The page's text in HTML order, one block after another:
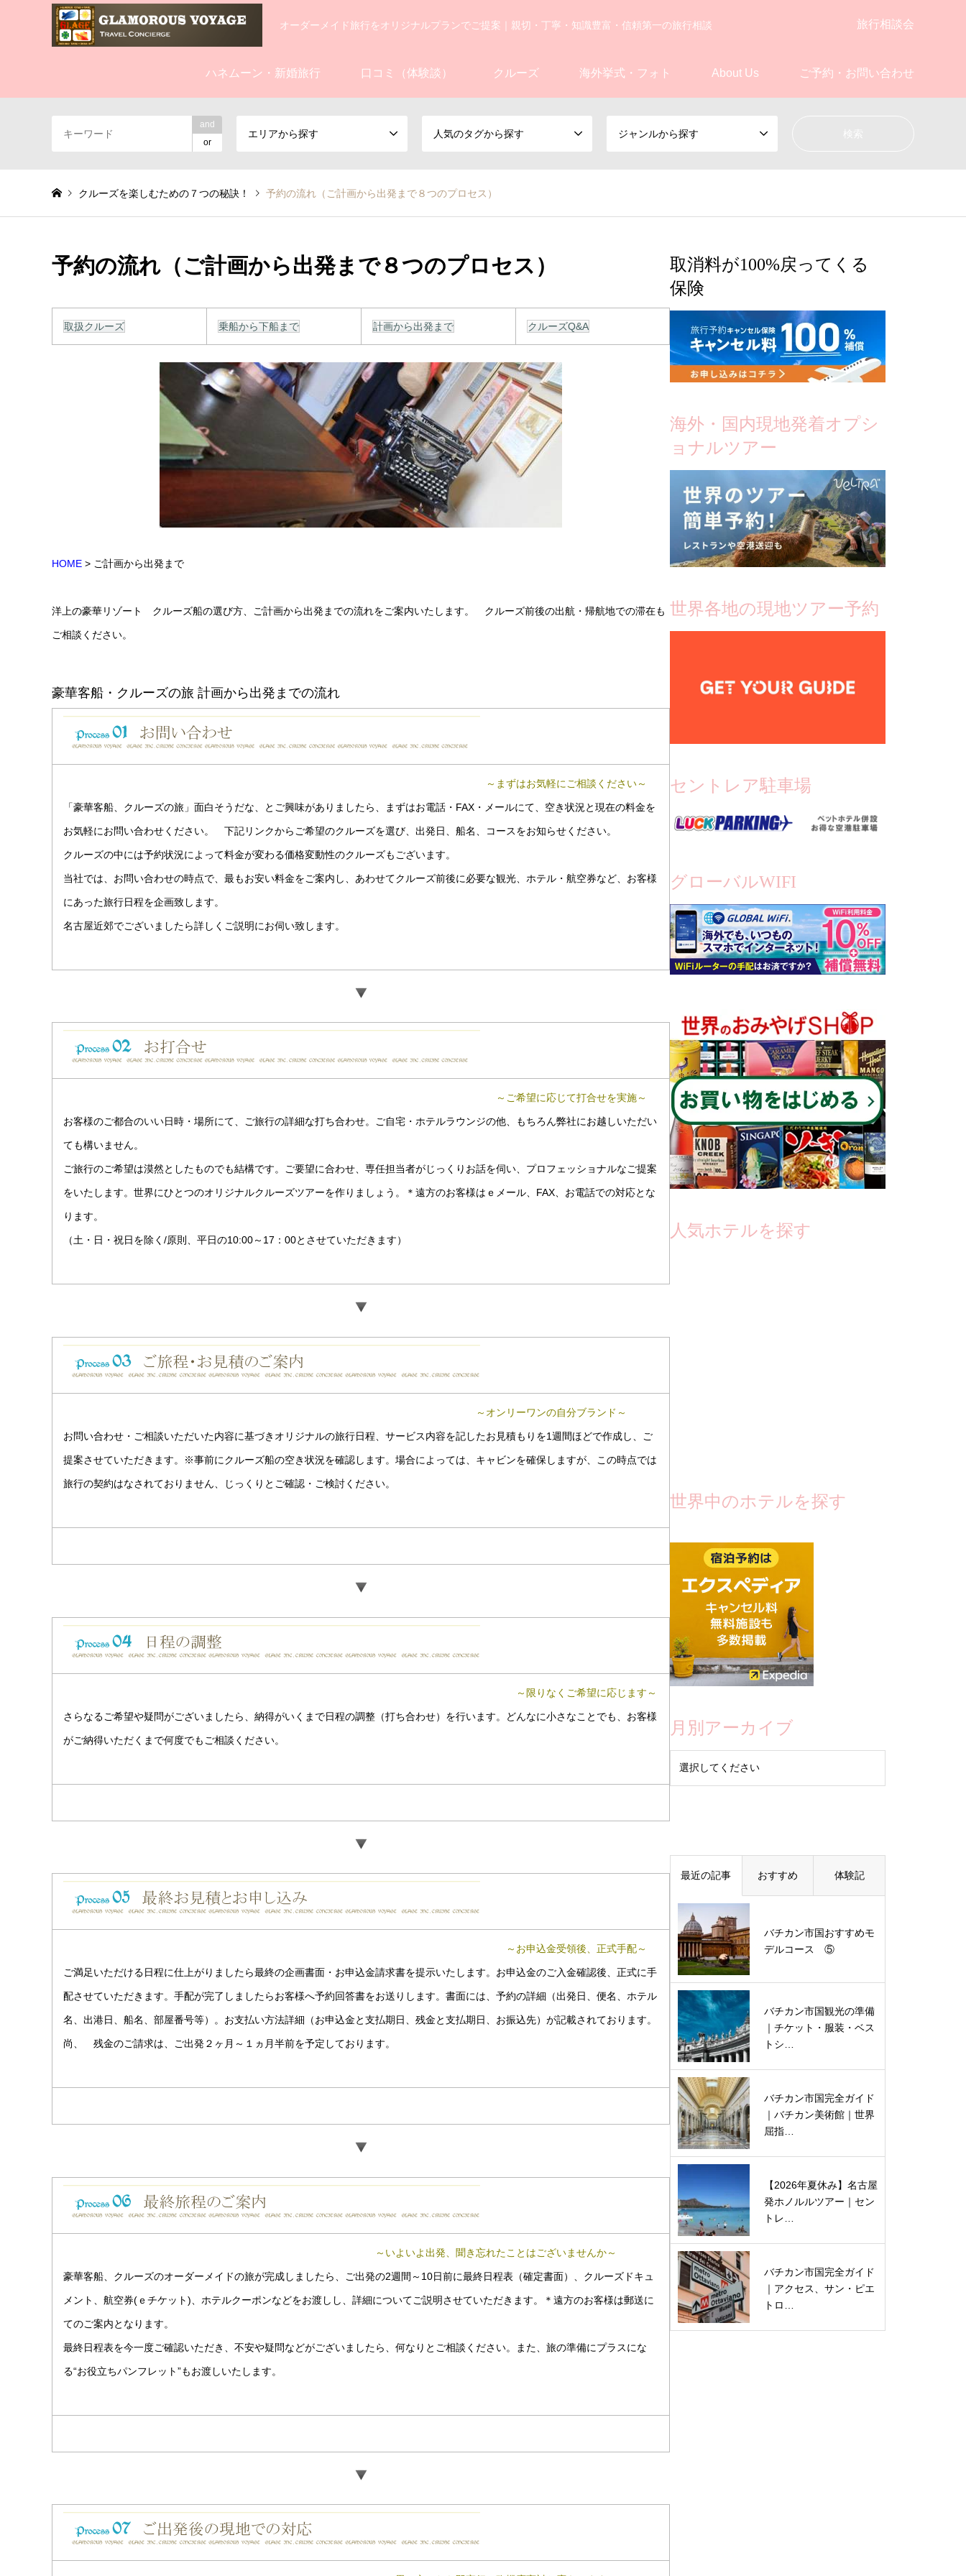
オーダーメイド旅行をオリジナルプランでご提案｜親切・丁寧・知識豊富・信頼第一の旅行相談 旅行相談会
ハネムーン・新婚旅行 口コミ（体験談） クルーズ 海外挙式・フォト About Us ご予約・お問い合わせ
and
or
エリアから探す 人気のタグから探す ジャンルから探す
クルーズを楽しむための７つの秘訣！ 予約の流れ（ご計画から出発まで８つのプロセス）
予約の流れ（ご計画から出発まで８つのプロセス）
取扱クルーズ 乗船から下船まで 計画から出発まで クルーズQ&A
HOME > ご計画から出発まで
洋上の豪華リゾート クルーズ船の選び方、ご計画から出発までの流れをご案内いたします。 クルーズ前後の出航・帰航地での滞在も
ご相談ください。
豪華客船・クルーズの旅 計画から出発までの流れ
～まずはお気軽にご相談ください～
「豪華客船、クルーズの旅」面白そうだな、とご興味がありましたら、まずはお電話・FAX・メールにて、空き状況と現在の料金を
お気軽にお問い合わせください。 下記リンクからご希望のクルーズを選び、出発日、船名、コースをお知らせください。
クルーズの中には予約状況によって料金が変わる価格変動性のクルーズもございます。
当社では、お問い合わせの時点で、最もお安い料金をご案内し、あわせてクルーズ前後に必要な観光、ホテル・航空券など、お客様
にあった旅行日程を企画致します。
名古屋近郊でございましたら詳しくご説明にお伺い致します。
～ご希望に応じて打合せを実施～
お客様のご都合のいい日時・場所にて、ご旅行の詳細な打ち合わせ。ご自宅・ホテルラウンジの他、もちろん弊社にお越しいただい
ても構いません。
ご旅行のご希望は漠然としたものでも結構です。ご要望に合わせ、専任担当者がじっくりお話を伺い、プロフェッショナルなご提案
をいたします。世界にひとつのオリジナルクルーズツアーを作りましょう。＊遠方のお客様はｅメール、FAX、お電話での対応とな
ります。
（土・日・祝日を除く/原則、平日の10:00～17：00とさせていただきます）
～オンリーワンの自分ブランド～
お問い合わせ・ご相談いただいた内容に基づきオリジナルの旅行日程、サービス内容を記したお見積もりを1週間ほどで作成し、ご
提案させていただきます。※事前にクルーズ船の空き状況を確認します。場合によっては、キャビンを確保しますが、この時点では
旅行の契約はなされておりません、じっくりとご確認・ご検討ください。
～限りなくご希望に応じます～
さらなるご希望や疑問がございましたら、納得がいくまで日程の調整（打ち合わせ）を行います。どんなに小さなことでも、お客様
がご納得いただくまで何度でもご相談ください。
～お申込金受領後、正式手配～
ご満足いただける日程に仕上がりましたら最終の企画書面・お申込金請求書を提示いたします。お申込金のご入金確認後、正式に手
配させていただきます。手配が完了しましたらお客様へ予約回答書をお送りします。書面には、予約の詳細（出発日、便名、ホテル
名、出港日、船名、部屋番号等）。お支払い方法詳細（お申込金と支払期日、残金と支払期日、お振込先）が記載されております。
尚、 残金のご請求は、ご出発２ヶ月～１ヵ月半前を予定しております。
～いよいよ出発、聞き忘れたことはございませんか～
豪華客船、クルーズのオーダーメイドの旅が完成しましたら、ご出発の2週間～10日前に最終日程表（確定書面）、クルーズドキュ
メント、航空券(ｅチケット)、ホテルクーポンなどをお渡しし、詳細についてご説明させていただきます。＊遠方のお客様は郵送に
てのご案内となります。
最終日程表を今一度ご確認いただき、不安や疑問などがございましたら、何なりとご相談ください。また、旅の準備にプラスにな
る“お役立ちパンフレット”もお渡しいたします。
取消料が100%戻ってくる
保険
海外・国内現地発着オプシ
ョナルツアー
世界各地の現地ツアー予約
セントレア駐車場
グローバルWIFI
人気ホテルを探す
世界中のホテルを探す
月別アーカイブ
最近の記事 おすすめ 体験記
バチカン市国おすすめモ
デルコース ⑤
バチカン市国観光の準備
｜チケット・服装・ベス
トシ…
バチカン市国完全ガイド
｜バチカン美術館｜世界
屈指…
【2026年夏休み】名古屋
発ホノルルツアー｜セン
トレ…
バチカン市国完全ガイド
｜アクセス、サン・ピエ
トロ…